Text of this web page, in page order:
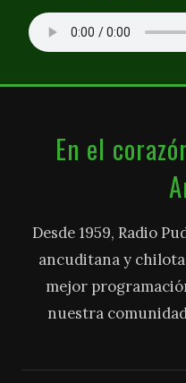
En el
Desde 1959, Radio
ancuditana y
mejor
nuestra